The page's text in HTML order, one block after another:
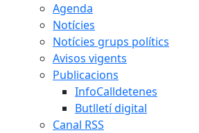
Agenda
Notícies
Notícies grups polítics
Avisos vigents
Publicacions
InfoCalldetenes
Butlletí digital
Canal RSS